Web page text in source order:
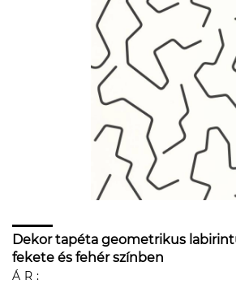
Dekor tapéta geometrikus
fekete és fehér színben
ÁR: